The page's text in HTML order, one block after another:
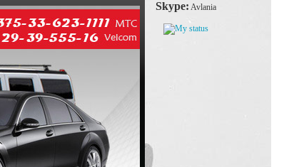
Skype: Avlania